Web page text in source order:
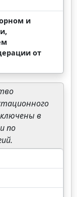
и
от
в
по